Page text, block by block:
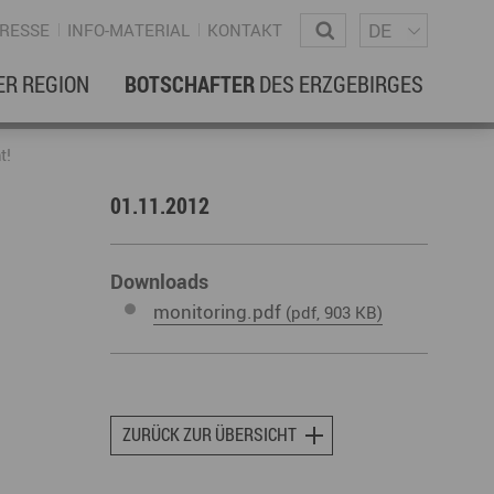
INFO-MATERIAL KONTAKT Wonach suchen Sie?
DE
& Hausbau
Volkskunst
REGION BOTSCHAFTERDES ERZGEBIRGES
01.11.2012
Downloads
monitoring.pdf (pdf, 903 KB)
ZURÜCK ZUR ÜBERSICHT